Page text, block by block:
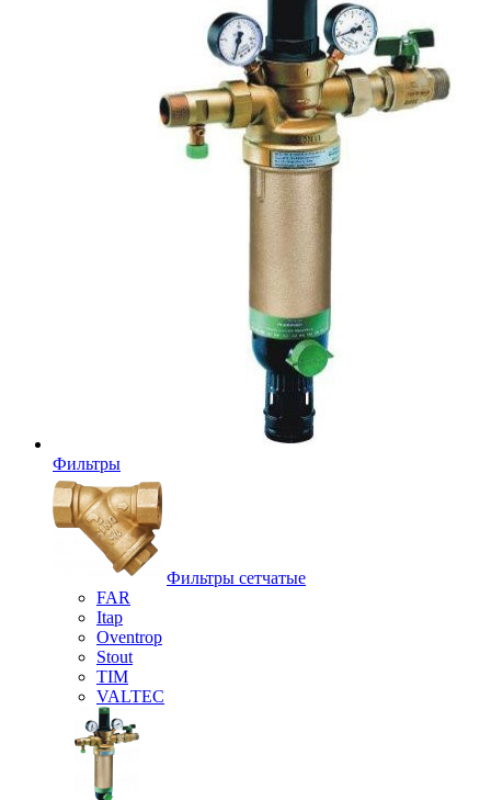
Фильтры
Фильтры сетчатые
FAR
Itap
Oventrop
Stout
TIM
VALTEC